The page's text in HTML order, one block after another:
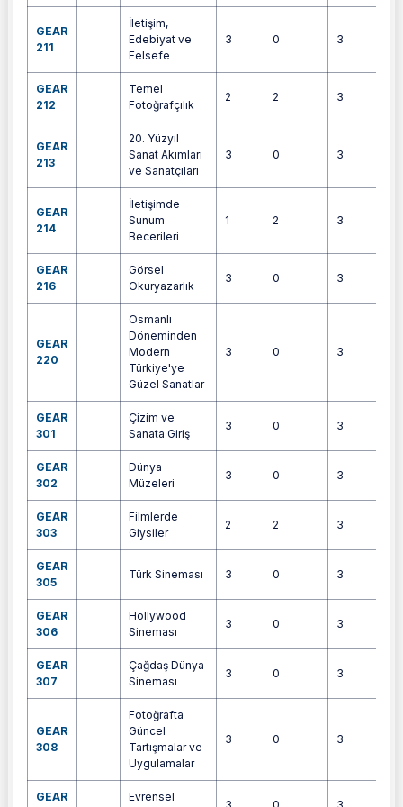
GEAR
211
İletişim,
Edebiyat ve
Felsefe
3 0 3
GEAR
212
Temel
Fotoğrafçılık
2 2 3
GEAR
213
20. Yüzyıl
Sanat Akımları
ve Sanatçıları
3 0 3
GEAR
214
İletişimde
Sunum
Becerileri
1 2 3
GEAR
216
Görsel
Okuryazarlık
3 0 3
GEAR
220
Osmanlı
Döneminden
Modern
Türkiye'ye
Güzel Sanatlar
3 0 3
GEAR
301
Çizim ve
Sanata Giriş
3 0 3
GEAR
302
Dünya
Müzeleri
3 0 3
GEAR
303
Filmlerde
Giysiler
2 2 3
GEAR
305
Türk Sineması 3 0 3
GEAR
306
Hollywood
Sineması
3 0 3
GEAR
307
Çağdaş Dünya
Sineması
3 0 3
GEAR
308
Fotoğrafta
Güncel
Tartışmalar ve
Uygulamalar
3 0 3
GEAR
Evrensel